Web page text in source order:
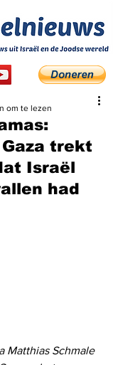
Gaza trekt
Israël
had
om te lezen
Matthias Schmale